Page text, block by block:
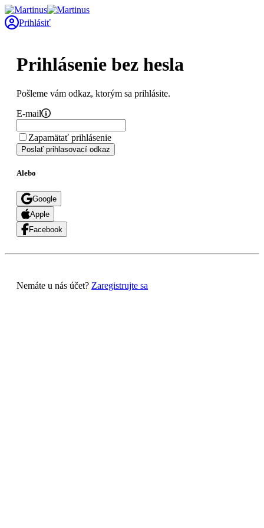
Prihlásiť
Prihlásenie bez hesla
Pošleme vám odkaz, ktorým sa prihlásite.
E-mail
Zapamätať prihlásenie
Poslať prihlasovací odkaz
Alebo
Google
Apple
Facebook
Nemáte u nás účet? Zaregistrujte sa